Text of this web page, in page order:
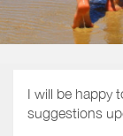
I will be happy
suggestions